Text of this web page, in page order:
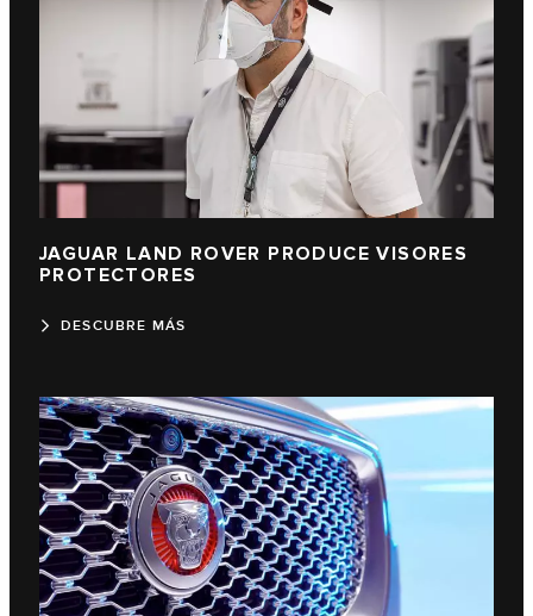
JAGUAR LAND ROVER PRODUCE VISORES
PROTECTORES
DESCUBRE MÁS